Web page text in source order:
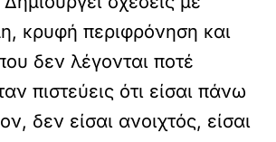
κρυφή περιφρόνηση και
δεν λέγονται ποτέ
πιστεύεις ότι είσαι πάνω
δεν είσαι ανοιχτός, είσαι